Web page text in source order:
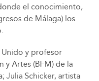
el conocimiento,
de Málaga) los
Unido y profesor
y Artes (BFM) de la
Julia Schicker, artista